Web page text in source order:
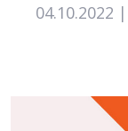
04.10.2022 |